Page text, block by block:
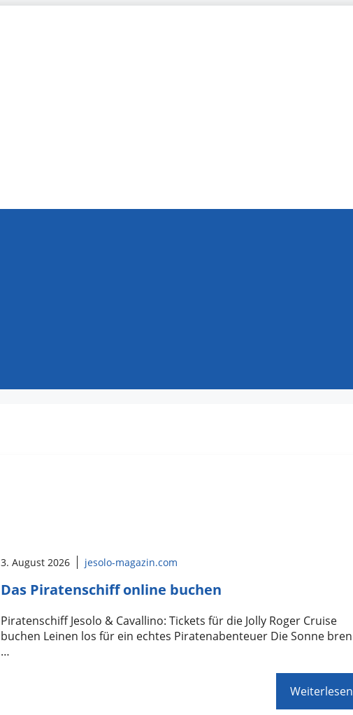
3. August 2026 jesolo-magazin.com
Das Piratenschiff online buchen
Piratenschiff Jesolo & Cavallino: Tickets für die Jolly Roger Cruise
buchen Leinen los für ein echtes Piratenabenteuer Die Sonne
…
Weiterlesen